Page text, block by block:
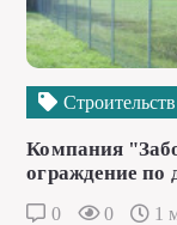
Компания
ограждение по
0 0 1